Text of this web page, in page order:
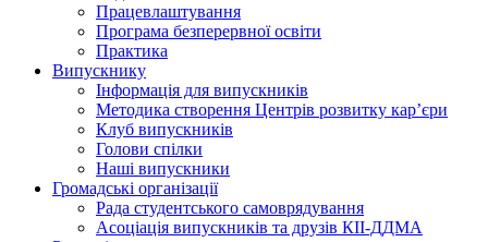
Працевлаштування
Програма безперервної освіти
Практика
Випускнику
Інформація для випускників
Методика створення Центрів розвитку кар’єри
Клуб випускників
Голови спілки
Наші випускники
Громадські організації
Рада студентського самоврядування
Асоціація випускників та друзів КІІ-ДДМА